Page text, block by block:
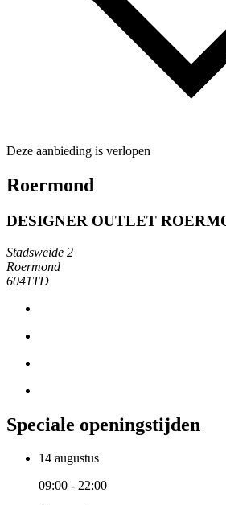
Deze aanbieding is verlopen
Roermond
DESIGNER OUTLET
Stadsweide 2
Roermond
6041TD
Speciale openingstijden
14 augustus
09:00 - 22:00